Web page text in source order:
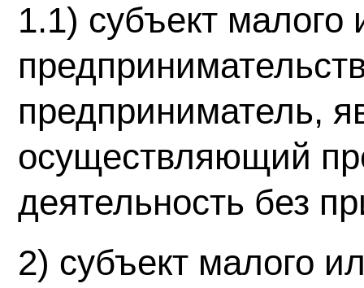
1.1) субъект малого
предприниматель,
осуществляющий
деятельность без
2) субъект малого